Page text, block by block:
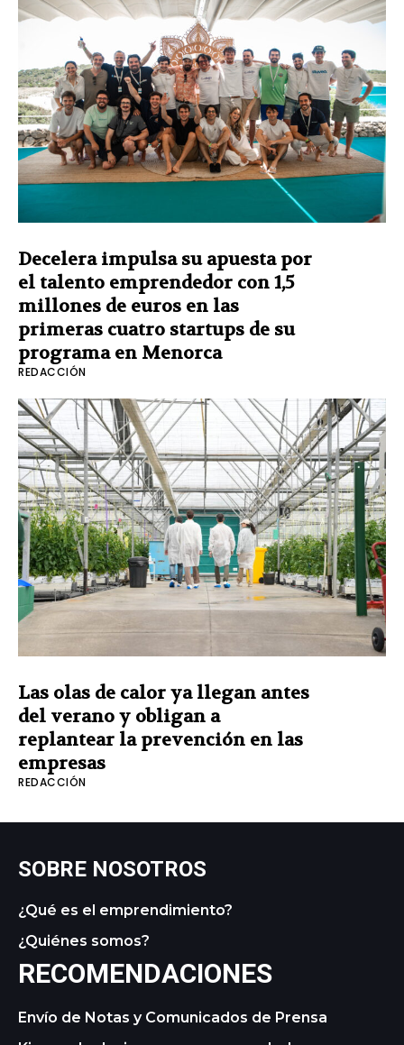
Decelera impulsa su apuesta por
el talento emprendedor con 1,5
millones de euros en las
primeras cuatro startups de su
programa en Menorca
REDACCIÓN
Las olas de calor ya llegan antes
del verano y obligan a
replantear la prevención en las
empresas
REDACCIÓN
SOBRE NOSOTROS
¿Qué es el emprendimiento?
¿Quiénes somos?
RECOMENDACIONES
Envío de Notas y Comunicados de Prensa